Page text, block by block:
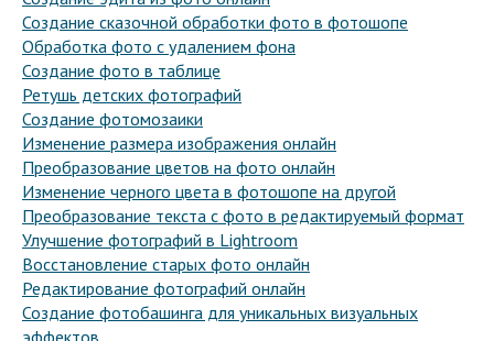
Создание сказочной обработки фото в фотошопе
Обработка фото с удалением фона
Создание фото в таблице
Ретушь детских фотографий
Создание фотомозаики
Изменение размера изображения онлайн
Преобразование цветов на фото онлайн
Изменение черного цвета в фотошопе на другой
Преобразование текста с фото в редактируемый формат
Улучшение фотографий в Lightroom
Восстановление старых фото онлайн
Редактирование фотографий онлайн
Создание фотобашинга для уникальных визуальных